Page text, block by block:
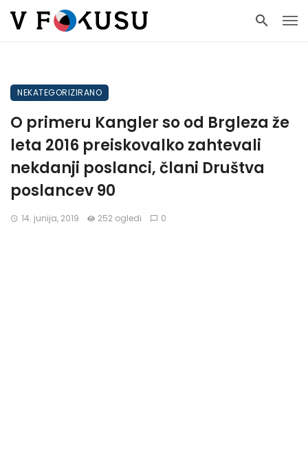
NEKATEGORIZIRANO
O primeru Kangler so od Brgleza že
leta 2016 preiskovalko zahtevali
nekdanji poslanci, člani Društva
poslancev 90
14. junija, 2019 252 ogledi 0